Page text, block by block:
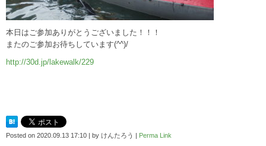
本日はご参加ありがとうございました！！！
またのご参加お待ちしています(^^)/
http://30d.jp/lakewalk/229
Posted on 2020.09.13 17:10 by けんたろう Perma Link